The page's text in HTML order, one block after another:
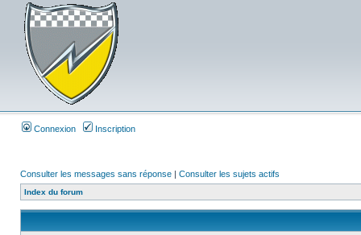
Connexion Inscription
Consulter les messages sans réponse | Consulter les sujets actifs
Index du forum